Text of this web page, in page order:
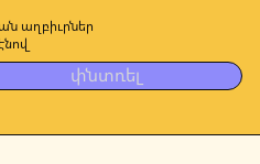
աղբիւրներ
փնտռել